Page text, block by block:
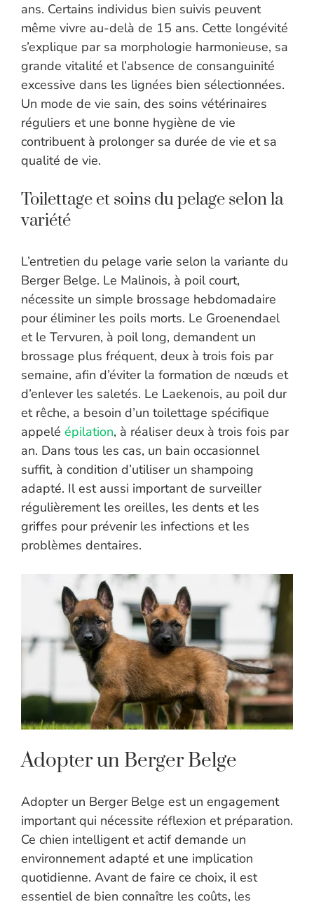
ans. Certains individus bien suivis peuvent
même vivre au-delà de 15 ans. Cette longévité
s’explique par sa morphologie harmonieuse, sa
grande vitalité et l’absence de consanguinité
excessive dans les lignées bien sélectionnées.
Un mode de vie sain, des soins vétérinaires
réguliers et une bonne hygiène de vie
contribuent à prolonger sa durée de vie et sa
qualité de vie.
Toilettage et soins du pelage selon la
variété
L’entretien du pelage varie selon la variante du
Berger Belge. Le Malinois, à poil court,
nécessite un simple brossage hebdomadaire
pour éliminer les poils morts. Le Groenendael
et le Tervuren, à poil long, demandent un
brossage plus fréquent, deux à trois fois par
semaine, afin d’éviter la formation de nœuds et
d’enlever les saletés. Le Laekenois, au poil dur
et rêche, a besoin d’un toilettage spécifique
appelé épilation, à réaliser deux à trois fois par
an. Dans tous les cas, un bain occasionnel
suffit, à condition d’utiliser un shampoing
adapté. Il est aussi important de surveiller
régulièrement les oreilles, les dents et les
griffes pour prévenir les infections et les
problèmes dentaires.
Adopter un Berger Belge
Adopter un Berger Belge est un engagement
important qui nécessite réflexion et préparation.
Ce chien intelligent et actif demande un
environnement adapté et une implication
quotidienne. Avant de faire ce choix, il est
essentiel de bien connaître les coûts, les